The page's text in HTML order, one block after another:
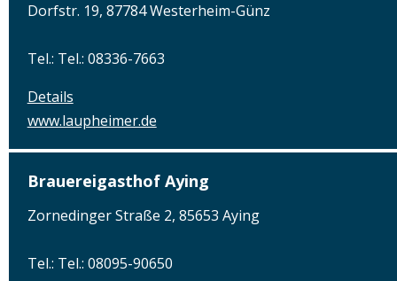
Dorfstr. 19, 87784 Westerheim-Günz
Tel.: Tel.: 08336-7663
Details
www.laupheimer.de
Brauereigasthof Aying
Zornedinger Straße 2, 85653 Aying
Tel.: Tel.: 08095-90650